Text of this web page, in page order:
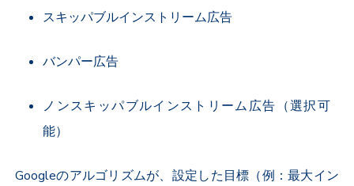
スキッパブルインストリーム広告
バンパー広告
ノンスキッパブルインストリーム広告（選択可
能）
Googleのアルゴリズムが、設定した目標（例：最大イン